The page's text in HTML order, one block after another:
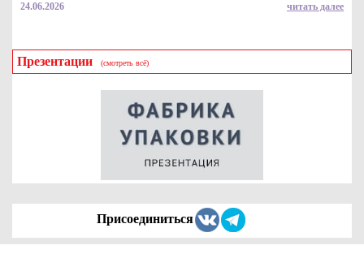
Коробка картонная серия "Fupeco WinSweetBox" Стандарт
самосборная для пирожных,с прозрачным окном, из бур/бел
крафт картона.Размер 250*160*110 мм.
24.06.2026 читать далее
Презентации (смотреть всё)
Присоединиться